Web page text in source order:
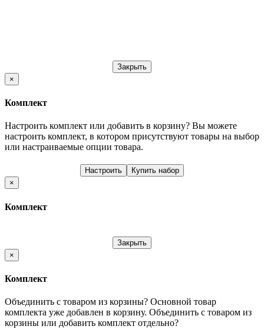
Закрыть
×
Комплект
Настроить комплект или добавить в корзину? Вы можете
настроить комплект, в котором присутствуют товары на выбор
или настраиваемые опции товара.
Настроить
Купить набор
×
Комплект
Закрыть
×
Комплект
Объединить с товаром из корзины? Основной товар
комплекта уже добавлен в корзину. Объединить с товаром из
корзины или добавить комплект отдельно?